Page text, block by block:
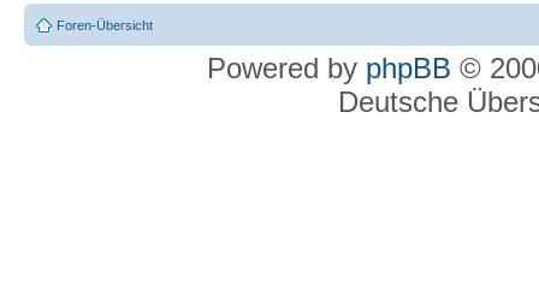
Foren-Übersicht
Powered by phpBB ©
Deutsche